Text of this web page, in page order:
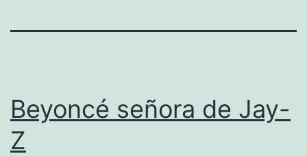
Beyoncé señora de Jay-
Z